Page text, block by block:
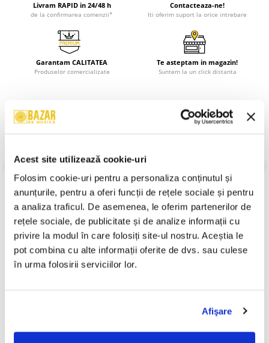
Acest site utilizează cookie-uri
Folosim cookie-uri pentru a personaliza conținutul și
anunțurile, pentru a oferi funcții de rețele sociale și pentru
a analiza traficul. De asemenea, le oferim partenerilor de
rețele sociale, de publicitate și de analize informații cu
privire la modul în care folosiți site-ul nostru. Aceștia le
pot combina cu alte informații oferite de dvs. sau culese
în urma folosirii serviciilor lor.
Afişare
Livram RAPID in 24/48 h
de la confirmarea comenzii*
Contacteaza-ne!
Iti oferim suport la orice intrebare
Garantam CALITATEA
Produselor comercializate
Te asteptam in magazin!
Suntem la un click distanta
Descriere
An Lansare:
2004
Stil:Story
Stare Disc:Mint (M)
Stare Coperta: Near Mint (NM or M-)
Informatii conformitate produs
Review-uri(0)
Unknown Artist - Povești ,
Ion Creangă - Fata Moșului